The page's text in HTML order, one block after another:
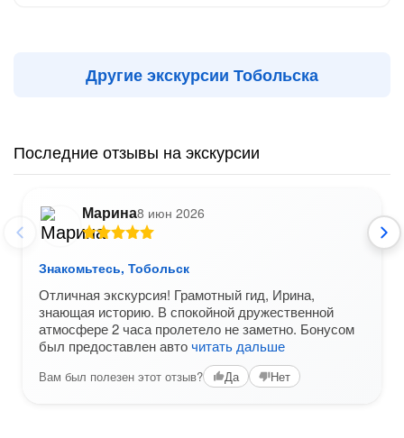
Другие экскурсии Тобольска
Последние отзывы на экскурсии
Марина8 июн 2026
Знакомьтесь, Тобольск
Отличная экскурсия! Грамотный гид, Ирина,
знающая историю. В спокойной дружественной
атмосфере 2 часа пролетело не заметно. Бонусом
был предоставлен авточитать дальше
Вам был полезен этот отзыв? Да Нет